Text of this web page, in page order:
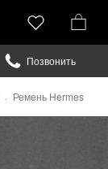
Ремень Hermes
Позвонить